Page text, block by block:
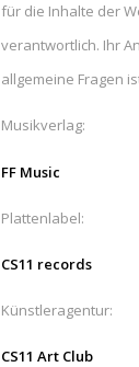
für die Inhalte der
verantwortlich. Ihr
allgemeine Fragen
Musikverlag:
FF Music
Plattenlabel:
CS11 records
Künstleragentur:
CS11 Art Club